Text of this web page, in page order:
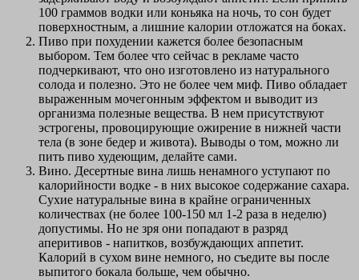
100 граммов водки или коньяка на ночь, то сон будет
поверхностным, а лишние калории отложатся на боках.
Пиво при похудении кажется более безопасным
выбором. Тем более что сейчас в рекламе часто
подчеркивают, что оно изготовлено из натурального
солода и полезно. Это не более чем миф. Пиво обладает
выраженным мочегонным эффектом и выводит из
организма полезные вещества. В нем присутствуют
эстрогены, провоцирующие ожирение в нижней части
тела (в зоне бедер и живота). Выводы о том, можно ли
пить пиво худеющим, делайте сами.
Вино. Десертные вина лишь ненамного уступают по
калорийности водке - в них высокое содержание сахара.
Сухие натуральные вина в крайне ограниченных
количествах (не более 100-150 мл 1-2 раза в неделю)
допустимы. Но не зря они попадают в разряд
аперитивов - напитков, возбуждающих аппетит.
Калорий в сухом вине немного, но съедите вы после
выпитого бокала больше, чем обычно.